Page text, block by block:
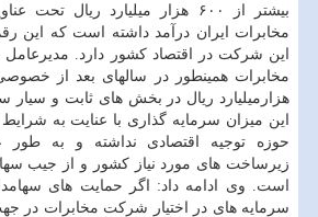
بیشتر از ۶۰۰ هزار میلیارد ریال
مخابرات ایران درآمد داشته است که این
این شرکت در اقتصاد کشور دارد.
هزارمیلیارد ریال در بخش های ثابت و سیار
این میزان سرمایه گذاری با عنایت به
حوزه توجیه اقتصادی نداشته و به
زیرساخت های مورد نیاز کشور و از جیب
است. وی ادامه داد: اگر حمایت های
سرمایه های در اختیار شرکت مخابرات در